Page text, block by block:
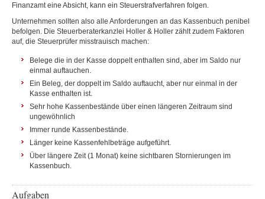
Finanzamt eine Absicht, kann ein Steuerstrafverfahren folgen.
Unternehmen sollten also alle Anforderungen an das Kassenbuch penibel
befolgen. Die Steuerberaterkanzlei Holler & Holler zählt zudem Faktoren
auf, die Steuerprüfer misstrauisch machen:
Belege die in der Kasse doppelt enthalten sind, aber im Saldo nur
einmal auftauchen.
Ein Beleg, der doppelt im Saldo auftaucht, aber nur einmal in der
Kasse enthalten ist.
Sehr hohe Kassenbestände über einen längeren Zeitraum sind
ungewöhnlich
Immer runde Kassenbestände.
Länger keine Kassenfehlbeträge aufgeführt.
Über längere Zeit (1 Monat) keine sichtbaren Stornierungen im
Kassenbuch.
Aufgaben